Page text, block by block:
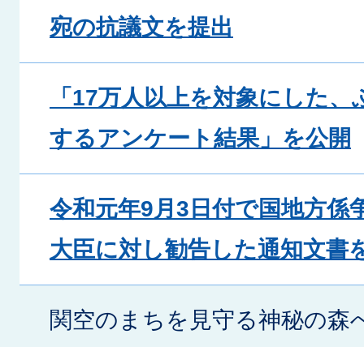
宛の抗議文を提出
「17万人以上を対象にした
するアンケート結果」を公開
令和元年9月3日付で国地方係
大臣に対し勧告した通知文書
関空のまちを見守る神秘の森